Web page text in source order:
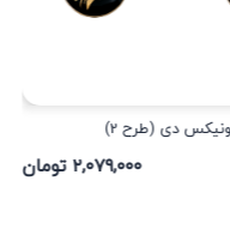
دی (طرح 2)
۲,۰۷۹,۰۰۰ تومان